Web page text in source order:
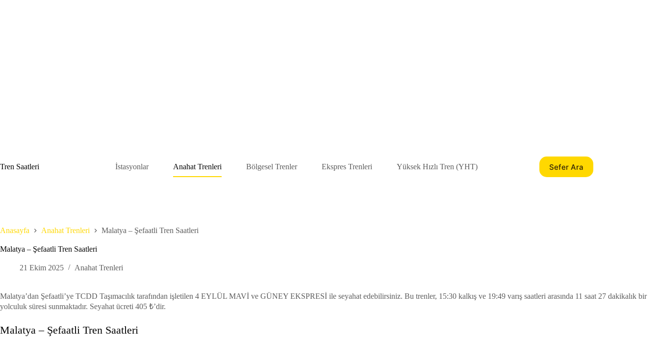
Tren Saatleri
İstasyonlar Anahat Trenleri Bölgesel Trenler Ekspres Trenleri Yüksek Hızlı Tren (YHT) Sefer Ara
Anasayfa Anahat Trenleri Malatya – Şefaatli Tren Saatleri
Malatya – Şefaatli Tren Saatleri
21 Ekim 2025 Anahat Trenleri
Malatya’dan Şefaatli’ye TCDD Taşımacılık tarafından işletilen 4 EYLÜL MAVİ ve GÜNEY EKSPRESİ ile seyahat edebilirsiniz. Bu trenler, 15:30 kalkış ve 19:49 varış saatleri arasında 11 saat 27 dakikalık bir
yolculuk süresi sunmaktadır. Seyahat ücreti 405 ₺’dir.
Malatya – Şefaatli Tren Saatleri